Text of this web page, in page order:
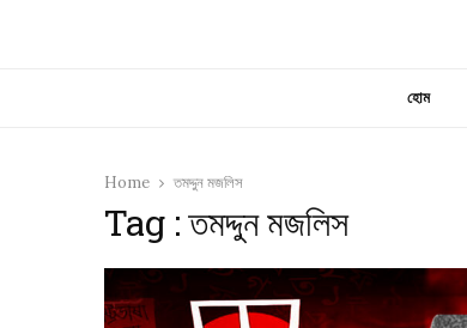
হোম
Home তমদ্দুন মজলিস
Tag : তমদ্দুন মজলিস